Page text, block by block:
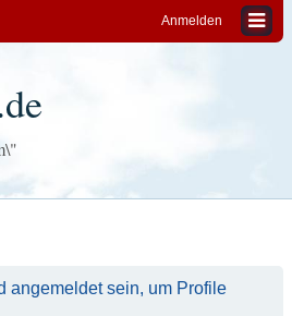
Anmelden
angemeldet sein, um Profile